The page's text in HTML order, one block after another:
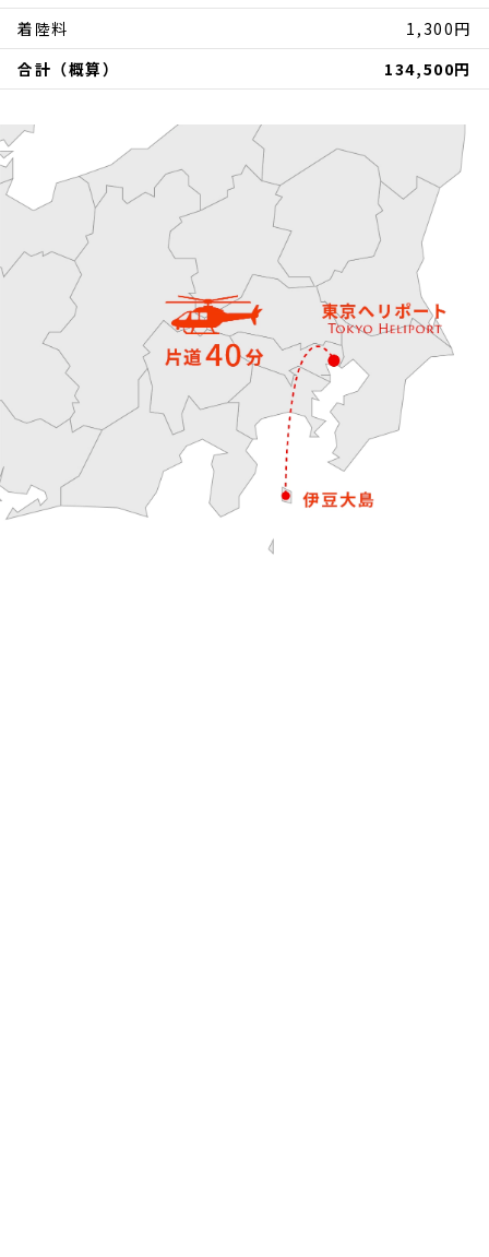
着陸料
1,300円
合計（概算）
134,500円